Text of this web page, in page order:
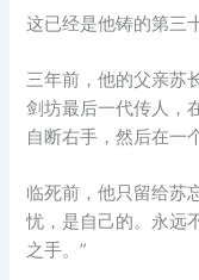
这已经是他铸的第三
三年前，他的父亲苏
剑坊最后一代传人，
自断右手，然后在一
临死前，他只留给苏
忧，是自己的。永远
之手。”